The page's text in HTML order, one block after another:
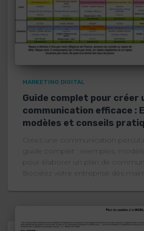
MARKETING DIGITAL
Guide complet pour créer
communication efficace :
modèles et conseils
Créez une communication
guide complet : exemples,
pour élaborer un plan de
Boostez votre entreprise dès